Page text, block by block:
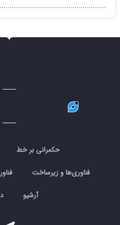
حکمرانی بر خط
فناوری‌ها و زیرساخت
آرشیو